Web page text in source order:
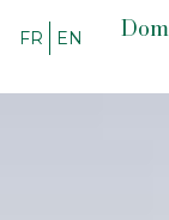
FR EN